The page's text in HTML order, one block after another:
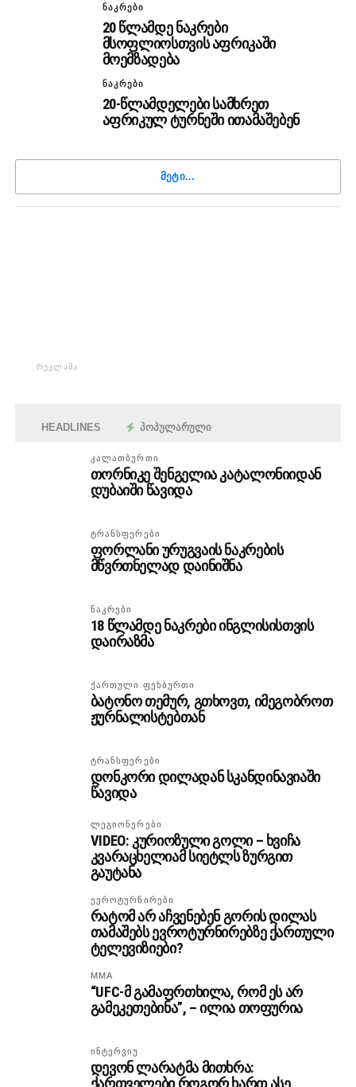
ᲜᲐᲙᲠᲔᲑᲘ
20 წლამდე ნაკრები
მსოფლიოსთვის აფრიკაში
მოემზადება
ᲜᲐᲙᲠᲔᲑᲘ
20-წლამდელები სამხრეთ
აფრიკულ ტურნეში ითამაშებენ
ᲛᲔᲢᲘ...
ᲠᲔᲙᲚᲐᲛᲐ
HEADLINES ᲞᲝᲞᲣᲚᲐᲠᲣᲚᲘ
ᲙᲐᲚᲐᲗᲑᲣᲠᲗᲘ
თორნიკე შენგელია კატალონიიდან
დუბაიში წავიდა
ᲢᲠᲐᲜᲡᲤᲔᲠᲔᲑᲘ
ფორლანი ურუგვაის ნაკრების
მწვრთნელად დაინიშნა
ᲜᲐᲙᲠᲔᲑᲘ
18 წლამდე ნაკრები ინგლისისთვის
დაირაზმა
ᲥᲐᲠᲗᲣᲚᲘ ᲤᲔᲮᲑᲣᲠᲗᲘ
ბატონო თემურ, გთხოვთ, იმეგობროთ
ჟურნალისტებთან
ᲢᲠᲐᲜᲡᲤᲔᲠᲔᲑᲘ
დონკორი დილადან სკანდინავიაში
წავიდა
ᲚᲔᲒᲘᲝᲜᲔᲠᲔᲑᲘ
VIDEO: კურიოზული გოლი – ხვიჩა
კვარაცხელიამ სიეტლს ზურგით
გაუტანა
ᲔᲕᲠᲝᲢᲣᲠᲜᲘᲠᲔᲑᲘ
რატომ არ აჩვენებენ გორის დილას
თამაშებს ევროტურნირებზე ქართული
ტელევიზიები?
MMA
“UFC-მ გამაფრთხილა, რომ ეს არ
გამეკეთებინა”, – ილია თოფურია
ᲘᲜᲢᲔᲠᲕᲘᲣ
დევონ ლარატმა მითხრა:
ქართველები როგორ ხართ ასე